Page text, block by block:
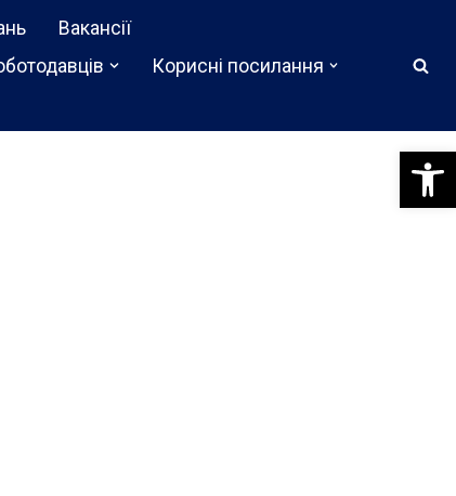
Вакансії
Корисні посилання